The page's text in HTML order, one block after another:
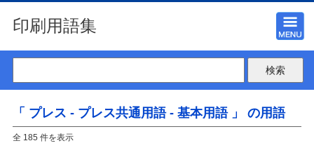
印刷用語集
「 プレス - プレス共通用語 - 基本用語 」 の用語
全 185 件を表示